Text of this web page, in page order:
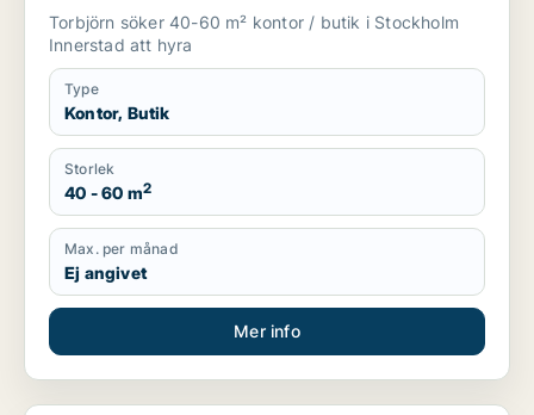
Torbjörn söker 40-60 m² kontor / butik i Stockholm
Innerstad att hyra
Type
Kontor, Butik
Storlek
40 - 60 m2
Max. per månad
Ej angivet
Mer info